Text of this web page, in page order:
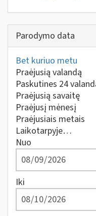
Parodymo data
Bet kuriuo metu
Praėjusią valandą
Paskutines 24
Praėjusią savaitę
Praėjusį mėnesį
Praėjusiais metais
Laikotarpyje…
Nuo
Iki